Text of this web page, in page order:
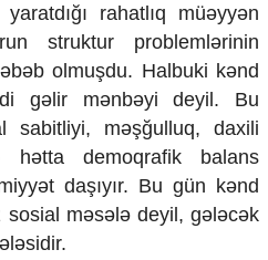
rahatlıq müəyyən
struktur problemlərinin
olmuşdu. Halbuki kənd
gəlir mənbəyi deyil. Bu
sabitliyi, məşğulluq, daxili
hətta demoqrafik balans
daşıyır. Bu gün kənd
sosial məsələ deyil, gələcək